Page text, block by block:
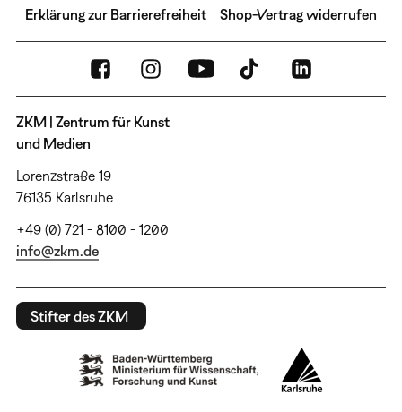
Erklärung zur Barrierefreiheit Shop-Vertrag widerrufen
ZKM | Zentrum für Kunst
und Medien
Lorenzstraße 19
76135 Karlsruhe
+49 (0) 721 - 8100 - 1200
info@zkm.de
Stifter des ZKM